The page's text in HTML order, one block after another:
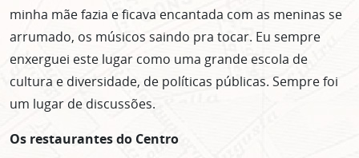
minha mãe fazia e ficava encantada com as meninas se
arrumado, os músicos saindo pra tocar. Eu sempre
enxerguei este lugar como uma grande escola de
cultura e diversidade, de políticas públicas. Sempre foi
um lugar de discussões.
Os restaurantes do Centro